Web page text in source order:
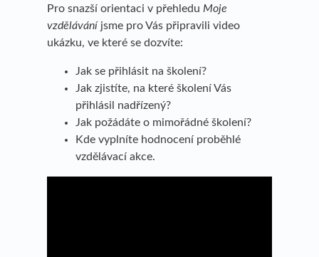
Pro snazší orientaci v přehledu Moje
vzděláváníjsme pro Vás připravili video
ukázku, ve které se dozvíte:
Jak se přihlásit na školení?
Jak zjistíte, na které školení Vás
přihlásil nadřízený?
Jak požádáte o mimořádné školení?
Kde vyplníte hodnocení proběhlé
vzdělávací akce.